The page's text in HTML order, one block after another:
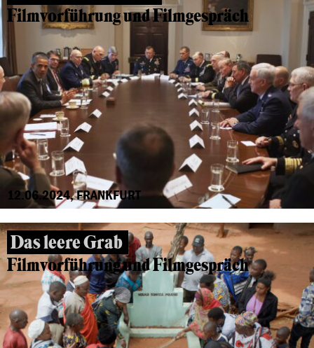
Filmvorführung und Filmgespräch
12.06.2024, FRANKFURT
Das leere Grab
Filmvorführung und Filmgespräch